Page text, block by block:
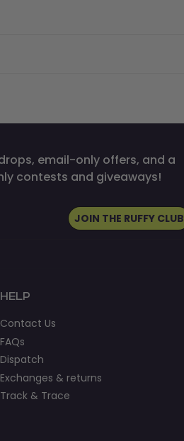
email-only offers, and a
contests and giveaways!
JOIN THE RUFFY CLUB
HELP
Contact Us
FAQs
Dispatch
Exchanges & returns
Track & Trace